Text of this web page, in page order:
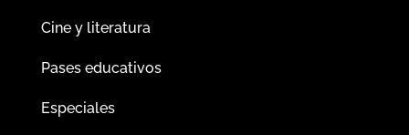
Cine y literatura
Pases educativos
Especiales